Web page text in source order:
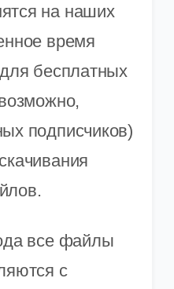
на наших
время
бесплатных
подписчиков)
все файлы
с